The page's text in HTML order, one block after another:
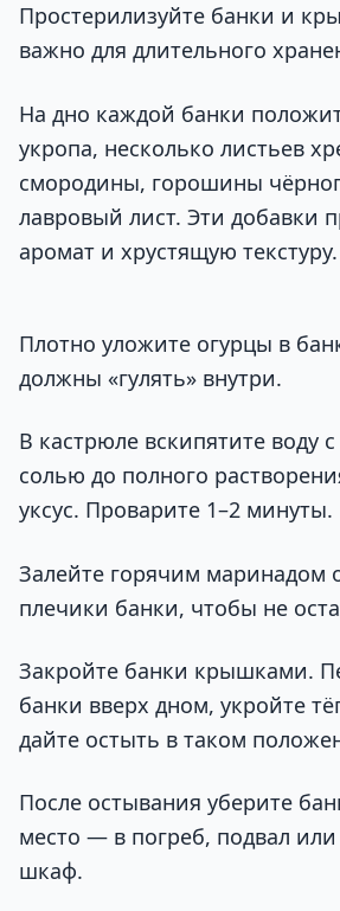
Простерилизуйте банки и
важно для длительного
На дно каждой банки
укропа, несколько листьев
смородины, горошины
лавровый лист. Эти добавки
аромат и хрустящую текстуру.
Плотно уложите огурцы в
должны «гулять» внутри.
В кастрюле вскипятите воду
солью до полного
уксус. Проварите 1–2 минуты.
Залейте горячим маринадом
плечики банки, чтобы не
Закройте банки крышками.
банки вверх дном, укройте
дайте остыть в таком
После остывания уберите
место — в погреб, подвал
шкаф.